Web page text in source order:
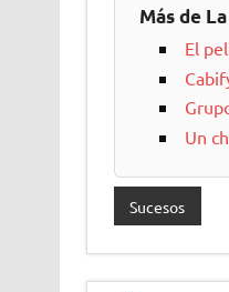
Más de
El
Un
Sucesos